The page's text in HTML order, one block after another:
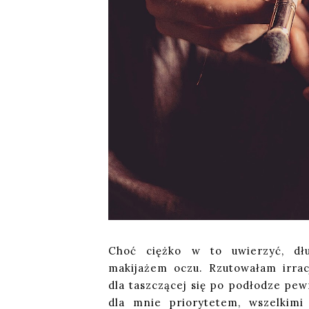
Choć ciężko w to uwierzyć,
makijażem oczu. Rzutowałam
dla taszczącej się po podłodze
dla mnie priorytetem, wszelkimi